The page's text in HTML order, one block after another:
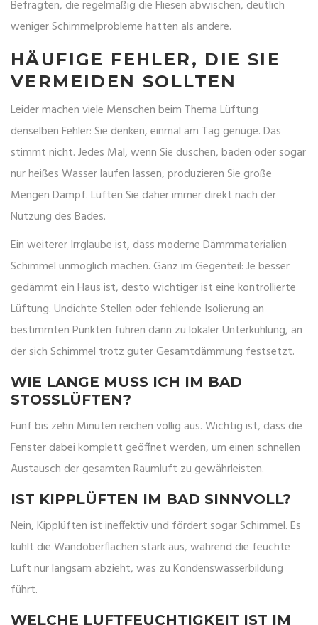
Befragten, die regelmäßig die Fliesen abwischen, deutlich
weniger Schimmelprobleme hatten als andere.
HÄUFIGE FEHLER, DIE SIE
VERMEIDEN SOLLTEN
Leider machen viele Menschen beim Thema Lüftung
denselben Fehler: Sie denken, einmal am Tag genüge. Das
stimmt nicht. Jedes Mal, wenn Sie duschen, baden oder sogar
nur heißes Wasser laufen lassen, produzieren Sie große
Mengen Dampf. Lüften Sie daher immer direkt nach der
Nutzung des Bades.
Ein weiterer Irrglaube ist, dass moderne Dämmmaterialien
Schimmel unmöglich machen. Ganz im Gegenteil: Je besser
gedämmt ein Haus ist, desto wichtiger ist eine kontrollierte
Lüftung. Undichte Stellen oder fehlende Isolierung an
bestimmten Punkten führen dann zu lokaler Unterkühlung, an
der sich Schimmel trotz guter Gesamtdämmung festsetzt.
WIE LANGE MUSS ICH IM BAD
STOSSLÜFTEN?
Fünf bis zehn Minuten reichen völlig aus. Wichtig ist, dass die
Fenster dabei komplett geöffnet werden, um einen schnellen
Austausch der gesamten Raumluft zu gewährleisten.
IST KIPPLÜFTEN IM BAD SINNVOLL?
Nein, Kipplüften ist ineffektiv und fördert sogar Schimmel. Es
kühlt die Wandoberflächen stark aus, während die feuchte
Luft nur langsam abzieht, was zu Kondenswasserbildung
führt.
WELCHE LUFTFEUCHTIGKEIT IST IM